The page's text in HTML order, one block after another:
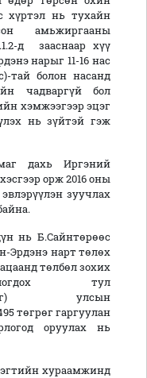
хүртэл нь тухайн
амьжиргааны
д зааснаар хүү
нарыг 11-16 нас
тай болон насанд
чадваргүй бол
хэмжээгээр эцэг
нь зүйтэй гэж
дахь Иргэний
орж 2016 оны
зуучлах
нь Б.Сайнтөрөөс
Эрдэнэ нарт төлөх
төлбөл зохих
тул
улсын
төгрөг гаргуулан
оруулах нь
хураамжинд